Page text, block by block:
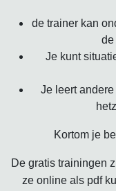
de trainer kan
de
Je kunt
Je leert
Kortom je
De gratis trainingen
ze online als pdf